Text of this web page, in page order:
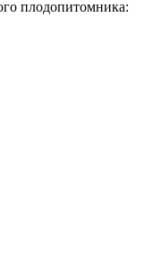
плодопитомника: